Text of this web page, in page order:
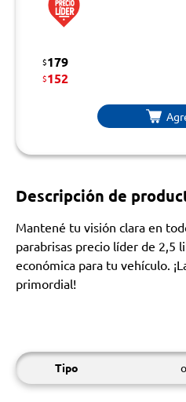
$179
$152
Descripción de
Mantené tu visión clara en
parabrisas precio líder de 2,5
económica para tu vehículo.
primordial!
Tipo